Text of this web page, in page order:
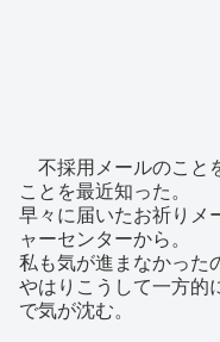
不採用メールのこと
ことを最近知った。
早々に届いたお祈りメ
ャーセンターから。
私も気が進まなかった
やはりこうして一方的
で気が沈む。